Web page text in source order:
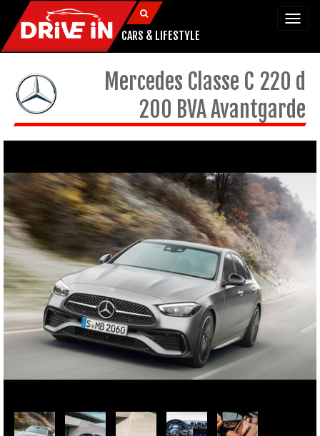
CARS & LIFESTYLE
Mercedes Classe C 220 d
200 BVA Avantgarde